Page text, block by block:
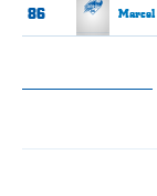
86 Marcel